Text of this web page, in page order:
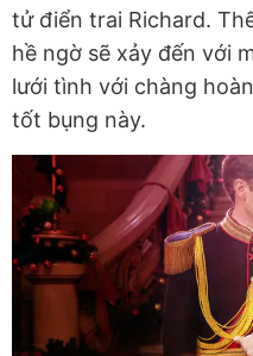
tử điển trai Richard.
hề ngờ sẽ xảy đến với
lưới tình với chàng
tốt bụng này.